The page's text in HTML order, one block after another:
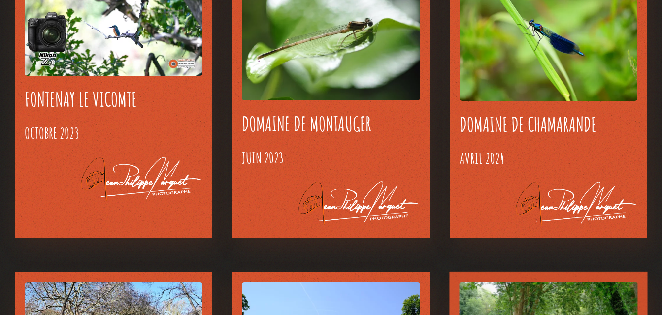
FONTENAY LE VICOMTE
OCTOBRE 2023 DOMAINE DE MONTAUGER
JUIN 2023
DOMAINE DE CHAMARANDE
AVRIL 2024